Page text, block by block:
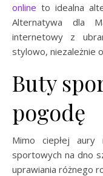
online to idealna
Alternatywa dla
internetowy z
stylowo, niezależnie
Buty
pogodę
Mimo ciepłej
sportowych na dno
uprawiania różnego